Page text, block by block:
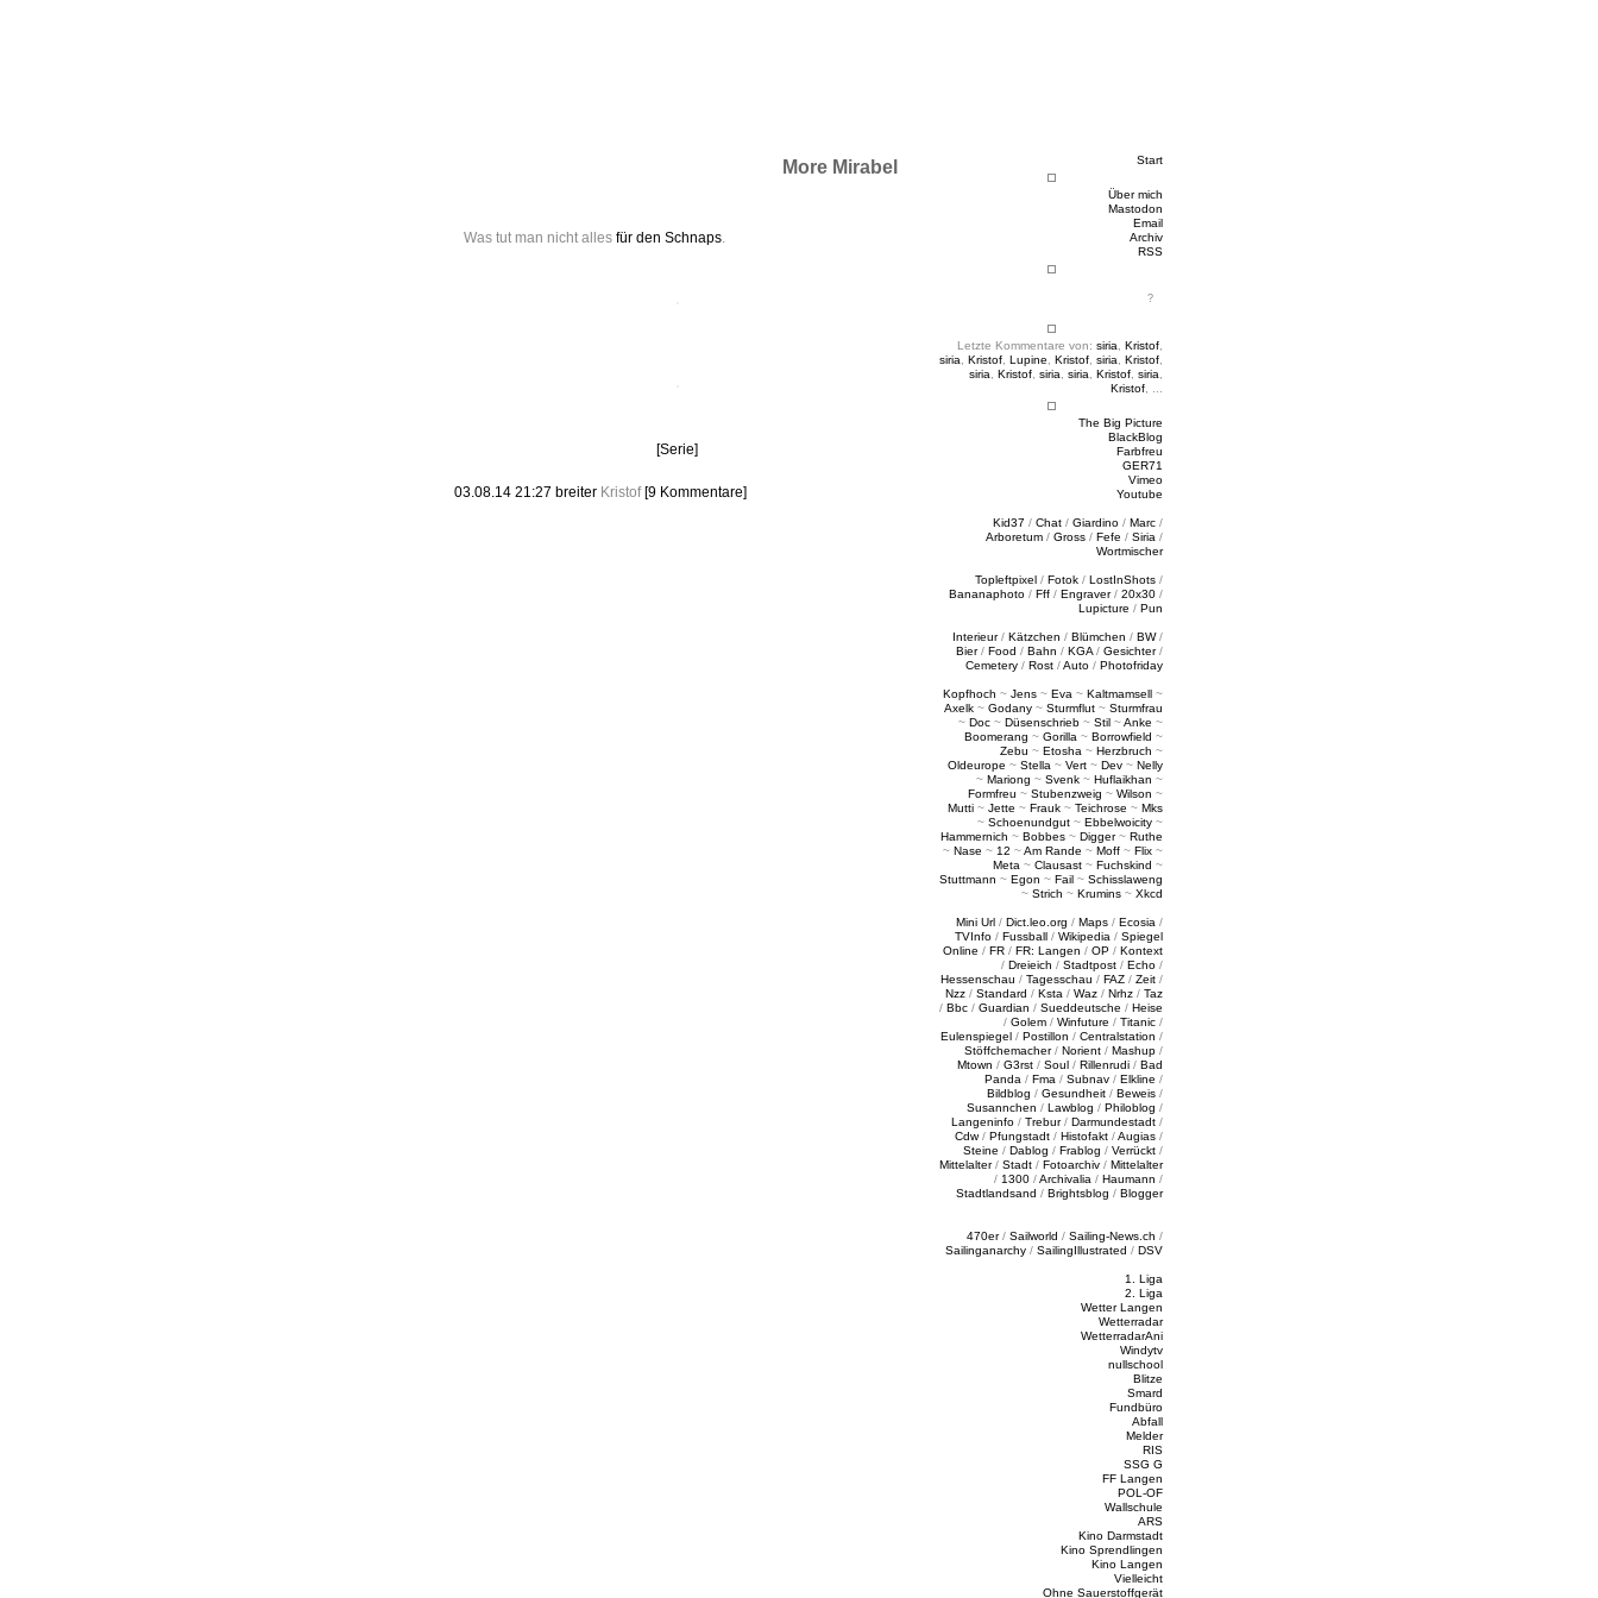
Start
Über mich
Mastodon
Email
Archiv
RSS
Letzte Kommentare von: siria Kristof
siria
Kristof Lupine Kristof siria Kristof
siria
Kristof siria siria Kristof siria
Kristof
The Big Picture
BlackBlog
Farbfreu
GER71
Vimeo
Youtube
Kid37 / Chat / Giardino / Marc /
Arboretum / Gross / Fefe / Siria /
Wortmischer
Topleftpixel / Fotok / LostInShots /
Bananaphoto / Fff / Engraver/ 20x30 /
Lupicture / Pun
Interieur/ Kätzchen / Blümchen / BW/
Bier/ Food / Bahn / KGA / Gesichter/
Cemetery / Rost /Auto / Photofriday
Kopfhoch ~ Jens ~ Eva ~ Kaltmamsell ~
Axelk ~ Godany ~ Sturmflut ~ Sturmfrau
~ Doc ~ Düsenschrieb ~ Stil ~Anke ~
Boomerang ~ Gorilla ~ Borrowfield ~
Zebu ~ Etosha ~ Herzbruch ~
Oldeurope ~ Stella ~ Vert ~ Dev ~ Nelly
~ Mariong ~ Svenk ~ Huflaikhan ~
Formfreu ~ Stubenzweig ~ Wilson ~
Mutti ~ Jette ~ Frauk ~ Teichrose ~ Mks
~ Schoenundgut ~ Ebbelwoicity ~
Hammernich ~ Bobbes ~ Digger~ Ruthe
~ Nase ~ 12 ~Am Rande ~ Moff ~ Flix ~
Meta ~ Clausast ~ Fuchskind ~
Stuttmann ~ Egon ~ Fail ~ Schisslaweng
~ Strich ~ Krumins ~ Xkcd
Mini Url / Dict.leo.org / Maps / Ecosia /
TVInfo / Fussball / Wikipedia / Spiegel
Online / FR / FR: Langen / OP / Kontext
/ Dreieich / Stadtpost / Echo /
Hessenschau / Tagesschau / FAZ / Zeit /
Nzz / Standard / Ksta / Waz / Nrhz / Taz
/ Bbc / Guardian / Sueddeutsche / Heise
/ Golem / Winfuture / Titanic /
Eulenspiegel / Postillon / Centralstation /
Stöffchemacher/ Norient / Mashup /
Mtown / G3rst / Soul / Rillenrudi / Bad
Panda / Fma / Subnav / Elkline /
Bildblog / Gesundheit / Beweis /
Susannchen / Lawblog / Philoblog /
Langeninfo / Trebur/ Darmundestadt /
Cdw/ Pfungstadt / Histofakt /Augias /
Steine / Dablog / Frablog / Verrückt /
Mittelalter/ Stadt / Fotoarchiv / Mittelalter
/ 1300 /Archivalia / Haumann /
Stadtlandsand / Brightsblog / Blogger
470er/ Sailworld / Sailing-News.ch /
Sailinganarchy / SailingIllustrated / DSV
1. Liga
2. Liga
Wetter Langen
Wetterradar
WetterradarAni
Windytv
nullschool
Blitze
Smard
Fundbüro
Abfall
Melder
RIS
SSG G
FF Langen
POL-OF
Wallschule
ARS
Kino Darmstadt
Kino Sprendlingen
Kino Langen
Vielleicht
Ohne Sauerstoffgerät
More Mirabel
Was tut man nicht alles für den Schnaps.
[Serie]
03.08.14 21:27 breiter Kristof [9 Kommentare]